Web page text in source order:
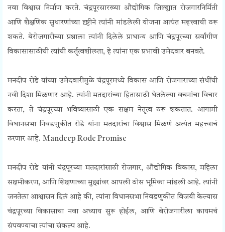
नवा विश्वास निर्माण करते. चंद्रपूरसारख्या औद्योगिक जिल्ह्यात रोजगारनिर्मिती
आणि शैक्षणिक सुधारणांच्या दृष्टीने त्यांनी मांडलेली योजना अत्यंत महत्त्वाची ठरू
शकते. बेरोजगारीच्या प्रश्नाला त्यांनी दिलेले प्राधान्य आणि चंद्रपूरच्या सर्वांगीण
विकासासाठीची त्यांची कर्तृत्वशीलता, हे त्यांना एक प्रभावी उमेदवार बनवते.
मनदीप रोडे यांच्या उमेदवारीमुळे चंद्रपूरमध्ये विकास आणि रोजगाराच्या संधींची
नवी दिशा मिळणार आहे. त्यांनी मतदारांच्या हितासाठी घेतलेल्या वचनांचा विचार
करता, ते चंद्रपूरच्या भविष्यासाठी एक सक्षम नेतृत्व ठरू शकतात. आगामी
विधानसभा निवडणुकीत रोडे यांना मतदारांचा विश्वास मिळणे अत्यंत महत्त्वाचं
ठरणार आहे. Mandeep Rode Promise
मनदीप रोडे यांनी चंद्रपूरच्या मतदारांसाठी रोजगार, औद्योगिक विकास, महिला
सक्षमीकरण, आणि शिक्षणाच्या मुद्द्यांवर आपली ठोस भूमिका मांडली आहे. त्यांनी
जनतेला आश्वासन दिलं आहे की, त्यांना विधानसभा निवडणुकीत विजयी केल्यास
चंद्रपूरच्या विकासाचा नवा अध्याय सुरू होईल, आणि बेरोजगारीला कायमचं
संपवण्याचा त्यांचा संकल्प आहे.